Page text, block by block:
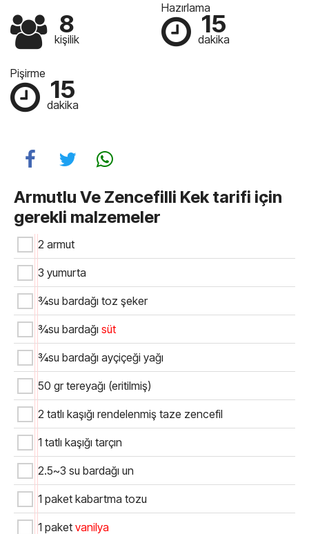
8
kişilik
Hazırlama
15
dakika
Pişirme
15
dakika
Armutlu Ve Zencefilli Kek tarifi için
gerekli malzemeler
2 armut
3 yumurta
¾su bardağı toz şeker
¾su bardağı süt
¾su bardağı ayçiçeği yağı
50 gr tereyağı (eritilmiş)
2 tatlı kaşığı rendelenmiş taze zencefil
1 tatlı kaşığı tarçın
2.5~3 su bardağı un
1 paket kabartma tozu
1 paket vanilya